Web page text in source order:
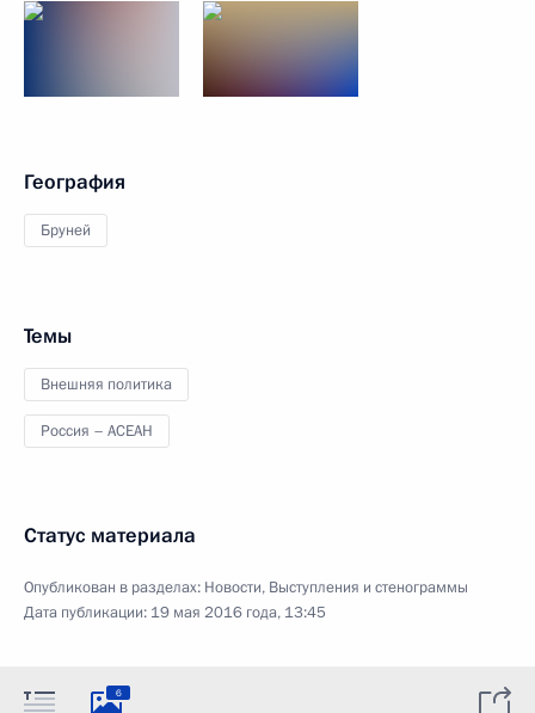
География
Бруней
Темы
Внешняя политика
Россия – АСЕАН
Статус материала
Опубликован в разделах: Новости, Выступления и стенограммы
Дата публикации: 19 мая 2016 года, 13:45
6